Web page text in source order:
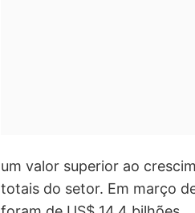
um valor superior ao
totais do setor. Em março